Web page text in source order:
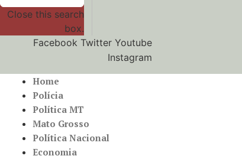
Close this search
box.
Facebook Twitter Youtube
Instagram
Home
Polícia
Política MT
Mato Grosso
Política Nacional
Economia